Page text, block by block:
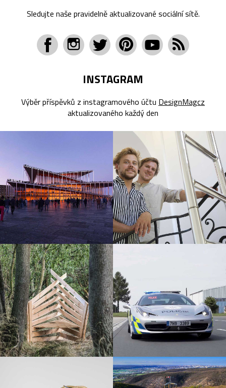
Sledujte naše pravidelně aktualizované sociální sítě.
INSTAGRAM
Výběr příspěvků z instagramového účtu DesignMagcz
aktualizovaného každý den